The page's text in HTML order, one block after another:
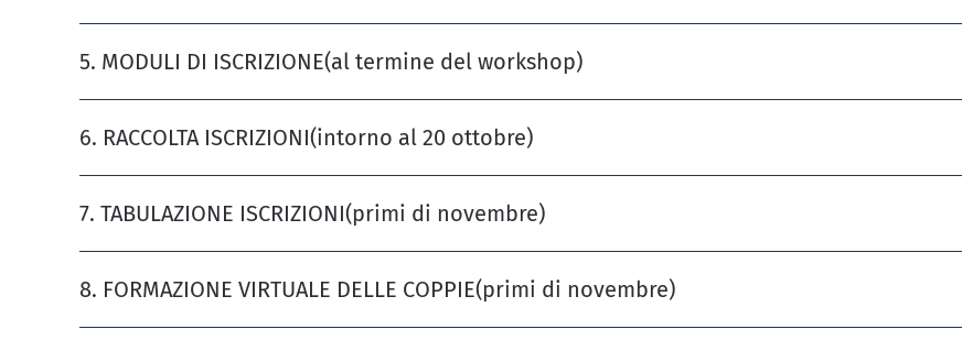
5. MODULI DI ISCRIZIONE(al termine del workshop)
6. RACCOLTA ISCRIZIONI(intorno al 20 ottobre)
7. TABULAZIONE ISCRIZIONI(primi di novembre)
8. FORMAZIONE VIRTUALE DELLE COPPIE(primi di novembre)